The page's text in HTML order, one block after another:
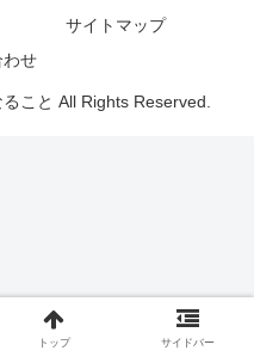
サイトマップ
わせ
こと All Rights Reserved.
トップ サイドバー